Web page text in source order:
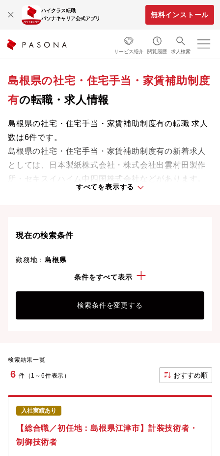
ハイクラス転職
パソナキャリア公式アプリ
無料インストール
サービス紹介 閲覧履歴 求人検索
島根県の社宅・住宅手当・家賃補助制度
有の転職・求人情報
島根県の社宅・住宅手当・家賃補助制度有の転職 求人
数は6件です。
島根県の社宅・住宅手当・家賃補助制度有の新着求人
としては、日本製紙株式会社・株式会社出雲村田製作
所・セキスイハイム中四国株式会社などがあります。
成長中の企業や地域に根ざした企業など、新たなステ
すべてを表示する
現在の検索条件
勤務地：島根県
社宅・住宅手当有
条件をすべて表示
検索条件を変更する
検索結果一覧
6 件（1～6件表示） おすすめ順
入社実績あり
【総合職／初任地：島根県江津市】計装技術者・
制御技術者